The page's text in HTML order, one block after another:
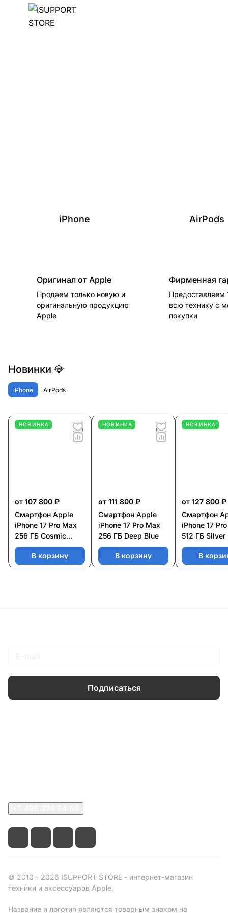
iPhone AirPods
Оригинал от Apple
Продаем только новую и
оригинальную продукцию
Apple
Фирменная
Предоставляем
всю технику с
покупки
Новинки 💎
iPhone AirPods
НОВИНКА
от 107 800 ₽
Смартфон Apple
iPhone 17 Pro Max
256 ГБ Cosmic
Orange
В корзину
НОВИНКА
от 111 800 ₽
Смартфон Apple
iPhone 17 Pro Max
256 ГБ Deep Blue
В корзину
НОВИНКА
от 127 800 ₽
Смартфон
iPhone 17
512 ГБ Silver
В
Подписаться
© 2010 - 2026 ISUPPORT STORE - интернет-магазин
техники и аксессуаров Apple.
Название и логотип являются товарным знаком на